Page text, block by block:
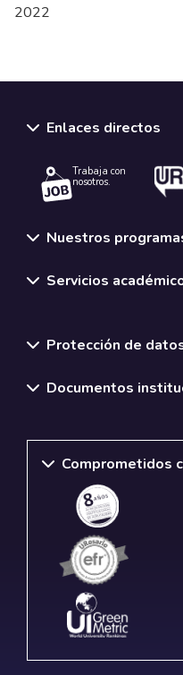
2022
Enlaces directos
Trabaja con
nosotros.
Nuestros
Servicios
Protección de
Documentos
Comprometidos